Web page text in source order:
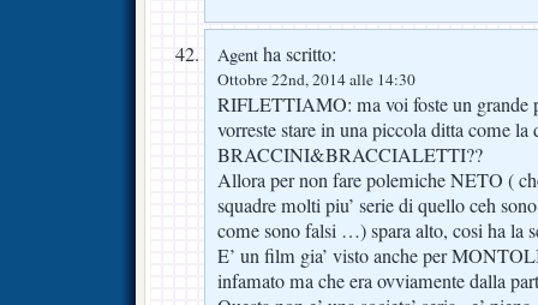
Agent ha scritto:
Ottobre 22nd, 2014 alle 14:30
RIFLETTIAMO: ma voi foste un grande
vorreste stare in una piccola ditta come la
BRACCINI&BRACCIALETTI??
Allora per non fare polemiche NETO (
squadre molti piu’ serie di quello ceh
come sono falsi …) spara alto, cosi ha la
E’ un film gia’ visto anche per
infamato ma che era ovviamente dalla